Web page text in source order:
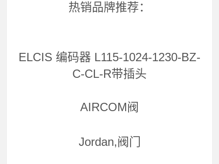
热销品牌推荐：
ELCIS 编码器 L115-1024-1230-BZ-
C-CL-R带插头
AIRCOM阀
Jordan,阀门